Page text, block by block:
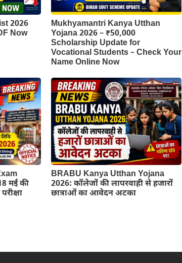
2026
Now
Mukhyamantri Kanya Utthan
Yojana 2026 – ₹50,000
Scholarship Update for
Vocational Students – Check Your
Name Online Now
मई की
BRABU Kanya Utthan Yojana
2026: कॉलेजों की लापरवाही से हजारों
छात्राओं का आवेदन अटका